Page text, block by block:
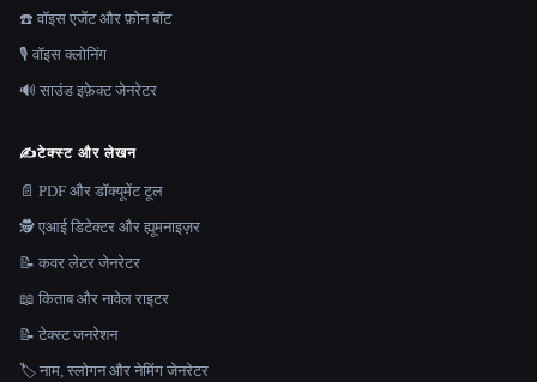
☎️ वॉइस एजेंट और फ़ोन बॉट
🎙️ वॉइस क्लोनिंग
🔊 साउंड इफ़ेक्ट जेनरेटर
✍️टेक्स्ट और लेखन
📄 PDF और डॉक्यूमेंट टूल
🕵️ एआई डिटेक्टर और ह्यूमनाइज़र
📝 कवर लेटर जेनरेटर
📖 किताब और नावेल राइटर
📝 टेक्स्ट जनरेशन
🏷️ नाम, स्लोगन और नेमिंग जेनरेटर